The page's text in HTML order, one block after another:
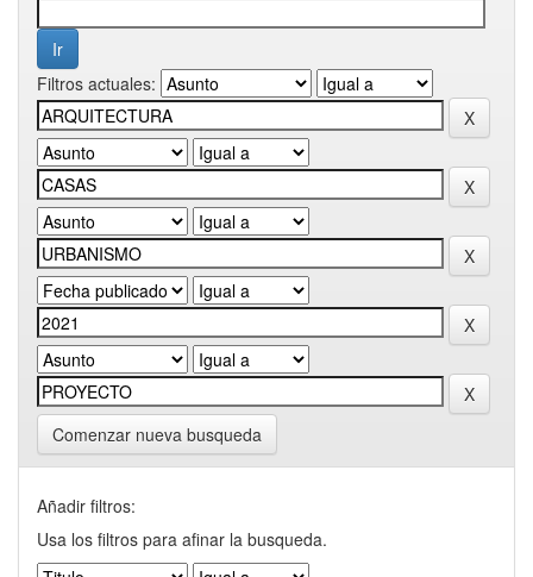
Filtros actuales:
Comenzar nueva busqueda
Añadir filtros:
Usa los filtros para afinar la busqueda.